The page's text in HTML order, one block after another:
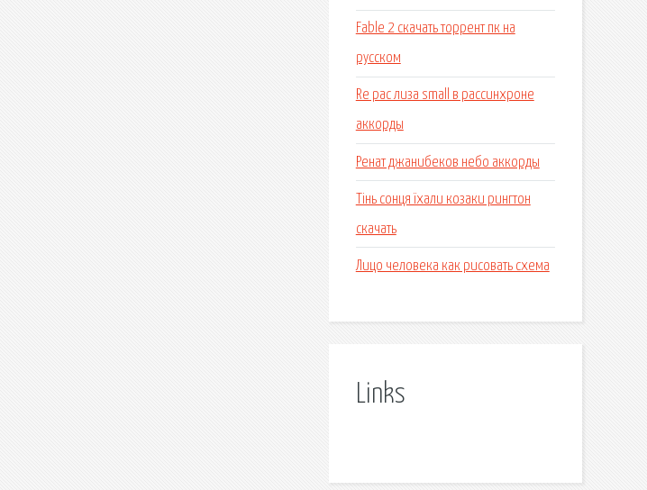
Fable 2 скачать торрент пк на
русском
Re pac лиза small в рассинхроне
аккорды
Ренат джанибеков небо аккорды
Тінь сонця їхали козаки рингтон
скачать
Лицо человека как рисовать схема
Links